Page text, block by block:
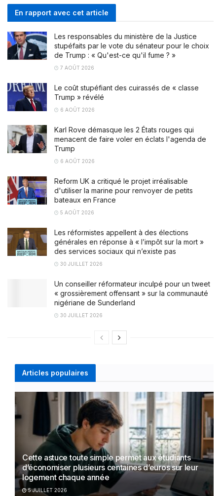
En rapport avec cet article
Les responsables du ministère de la Justice
stupéfaits par le vote du sénateur pour le choix
de Trump : « Qu'est-ce qu'il fume ? »
7 AOÛT 2026
Le coût stupéfiant des cuirassés de « classe
Trump » révélé
6 AOÛT 2026
Karl Rove démasque les 2 États rouges qui
menacent de faire voler en éclats l'agenda de
Trump
6 AOÛT 2026
Reform UK a critiqué le projet irréalisable
d'utiliser la marine pour renvoyer de petits
bateaux en France
5 AOÛT 2026
Les réformistes appellent à des élections
générales en réponse à « l’impôt sur la mort »
des services sociaux qui n’existe pas
30 JUILLET 2026
Un conseiller réformateur inculpé pour un tweet
« grossièrement offensant » sur la communauté
nigériane de Sunderland
30 JUILLET 2026
Articles populaires
Cette astuce toute simple permet aux étudiants
d’économiser plusieurs centaines d’euros sur leur
logement chaque année
5 JUILLET 2026